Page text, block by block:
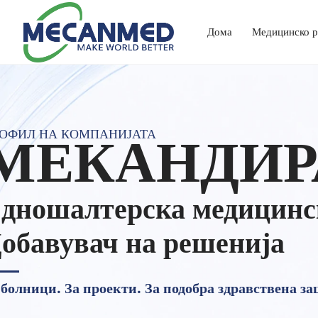
Дома Медицинско
Профил на
НА КОМПАНИЈАТА
на решенија
За проекти. За подобра здравствена